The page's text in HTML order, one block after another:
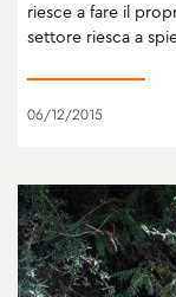
riesce a fare il
settore riesca a
06/12/2015